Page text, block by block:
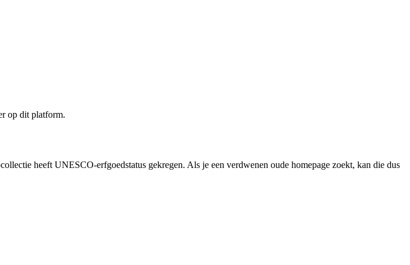
op dit platform.
heeft UNESCO-erfgoedstatus gekregen. Als je een verdwenen oude homepage zoekt, kan die dus